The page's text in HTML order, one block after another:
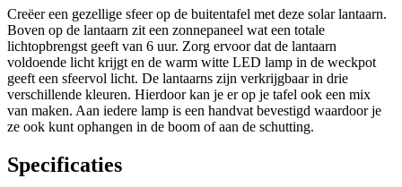
Creëer een gezellige sfeer op de buitentafel met deze solar lantaarn.
Boven op de lantaarn zit een zonnepaneel wat een totale
lichtopbrengst geeft van 6 uur. Zorg ervoor dat de lantaarn
voldoende licht krijgt en de warm witte LED lamp in de weckpot
geeft een sfeervol licht. De lantaarns zijn verkrijgbaar in drie
verschillende kleuren. Hierdoor kan je er op je tafel ook een mix
van maken. Aan iedere lamp is een handvat bevestigd waardoor je
ze ook kunt ophangen in de boom of aan de schutting.
Specificaties